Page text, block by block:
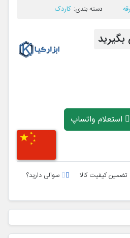
ﺩﺳﺘﻪ ﺑﻨﺪی: کاردک
استعلام واتساپ
تضمین کیفیت کالا
سوالی دارید؟